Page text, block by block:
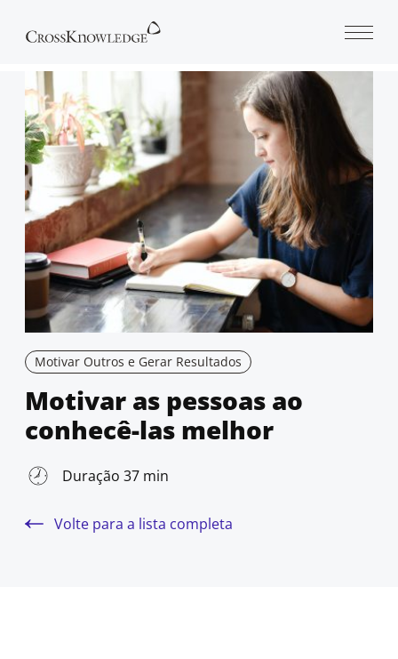
Motivar Outros e Gerar Resultados
Motivar as pessoas ao
conhecê-las melhor
Duração 37 min
Volte para a lista completa